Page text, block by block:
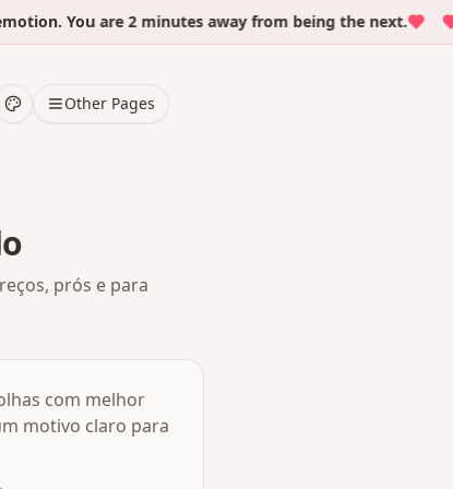
You are 2 minutes away from being the next.
Other Pages
prós e para
com melhor
motivo claro para